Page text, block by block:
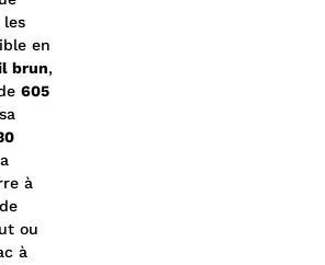
les
en
brun,
605
à
ou
à
Avec plus de
et restitue la chaleur
heures après la fin du feu,
et constant. Son
rendement durable et son
un appareil puissant,
adapté aux grands